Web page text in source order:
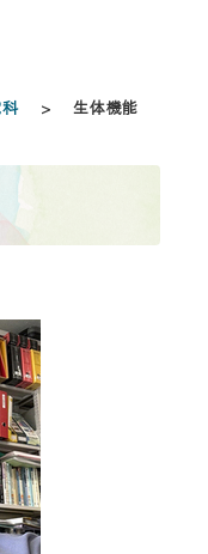
> 生体機能